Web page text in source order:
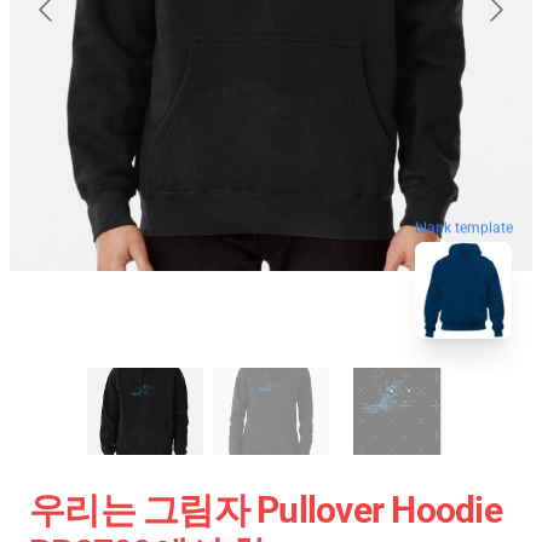
blank template
우리는 그림자 Pullover Hoodie